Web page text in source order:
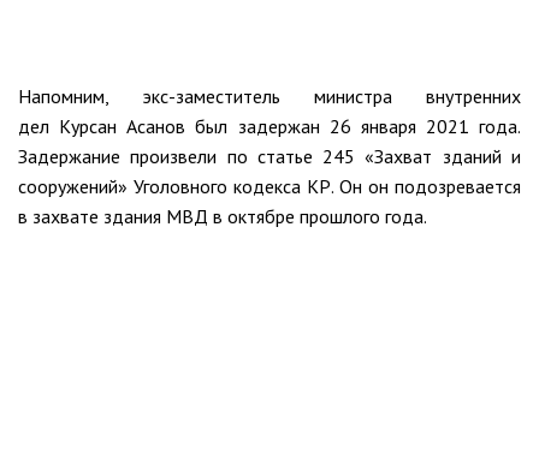
Напомним, экс-заместитель министра внутренних
дел Курсан Асанов был задержан 26 января 2021 года.
Задержание произвели по статье 245 «Захват зданий и
сооружений» Уголовного кодекса КР. Он он подозревается
в захвате здания МВД в октябре прошлого года.